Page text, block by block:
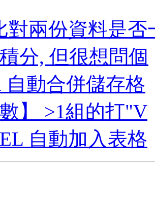
對兩份資料是否
分, 但很想問個
自動合併儲存格
數】 >1組的打"V
自動加入表格